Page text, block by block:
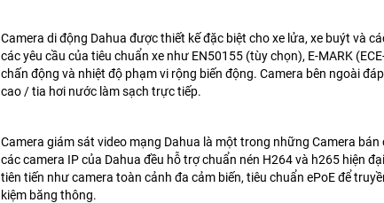
Camera di động Dahua được thiết kế đặc biệt cho xe lửa, xe buýt và
các yêu cầu của tiêu chuẩn xe như EN50155 (tùy chọn), E-MARK
chấn động và nhiệt độ phạm vi rộng biến động. Camera bên ngoài
cao / tia hơi nước làm sạch trực tiếp.
Camera giám sát video mạng Dahua là một trong những Camera
các camera IP của Dahua đều hỗ trợ chuẩn nén H264 và h265 hiện
tiên tiến như camera toàn cảnh đa cảm biến, tiêu chuẩn ePoE để
kiệm băng thông.